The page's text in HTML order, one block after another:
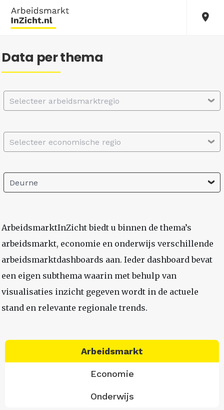
Data per thema
Selecteer arbeidsmarktregio
Selecteer economische regio
Deurne
ArbeidsmarktInZicht biedt u binnen de thema’s
arbeidsmarkt, economie en onderwijs verschillende
arbeidsmarktdashboards aan. Ieder dashboard bevat
een eigen subthema waarin met behulp van
visualisaties inzicht gegeven wordt in de actuele
stand en relevante regionale trends.
Arbeidsmarkt
Economie
Onderwijs